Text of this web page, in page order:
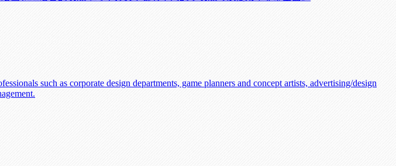
such as corporate design departments, game planners and concept artists, advertising/design